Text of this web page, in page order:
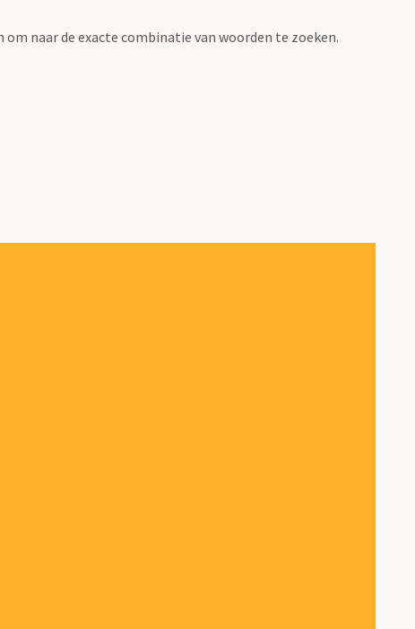
naar de exacte combinatie van woorden te zoeken.